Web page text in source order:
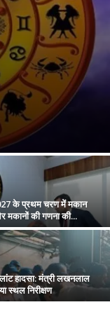
के प्रथम चरण में मकान
की गणना की...
हादसा: मंत्री लखनलाल
स्थल निरीक्षण